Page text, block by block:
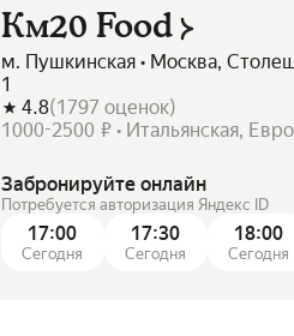
Км20 Food
м. Пушкинская • Москва,
1
4.8(1797 оценок)
1000-2500 ₽ • Итальянская,
Забронируйте онлайн
Потребуется авторизация Яндекс ID
17:00
Сегодня
17:30
Сегодня
18:00
Сегодня